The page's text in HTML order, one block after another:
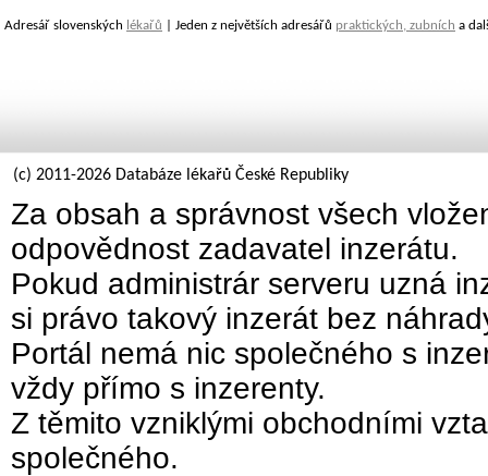
Adresář slovenských lékařů | Jeden z největších adresářů praktických, zubních a
(c) 2011-2026 Databáze lékařů České Republiky
Za obsah a správnost všech
odpovědnost zadavatel inzerátu.
Pokud administrár serveru uzná
si právo takový inzerát bez
Portál nemá nic společného s
vždy přímo s inzerenty.
Z těmito vzniklými obchodními
společného.